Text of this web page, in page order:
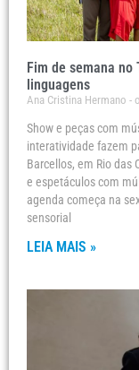
Fim de semana
linguagens
Ana Cristina Hermano
Show e peças com
interatividade fazem
Barcellos, em Rio das
e espetáculos com
agenda começa na
sensorial
LEIA MAIS »